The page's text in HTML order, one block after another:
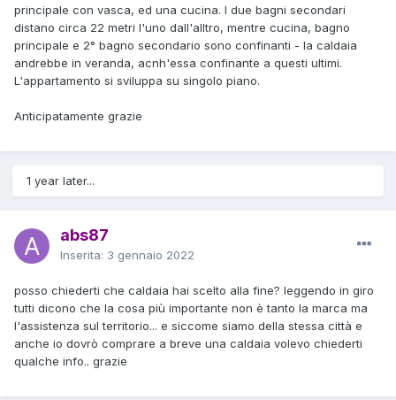
principale con vasca, ed una cucina. I due bagni secondari
distano circa 22 metri l'uno dall'alltro, mentre cucina, bagno
principale e 2° bagno secondario sono confinanti - la caldaia
andrebbe in veranda, acnh'essa confinante a questi ultimi.
L'appartamento si sviluppa su singolo piano.
Anticipatamente grazie
1 year later...
abs87
Inserita: 3 gennaio 2022
posso chiederti che caldaia hai scelto alla fine? leggendo in giro
tutti dicono che la cosa più importante non è tanto la marca ma
l'assistenza sul territorio... e siccome siamo della stessa città e
anche io dovrò comprare a breve una caldaia volevo chiederti
qualche info.. grazie